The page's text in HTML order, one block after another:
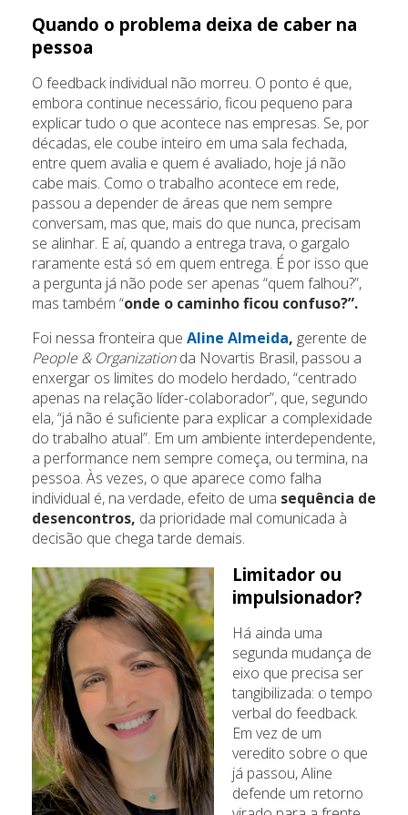
Quando o problema deixa de caber na
pessoa
O feedback individual não morreu. O ponto é que,
embora continue necessário, ficou pequeno para
explicar tudo o que acontece nas empresas. Se, por
décadas, ele coube inteiro em uma sala fechada,
entre quem avalia e quem é avaliado, hoje já não
cabe mais. Como o trabalho acontece em rede,
passou a depender de áreas que nem sempre
conversam, mas que, mais do que nunca, precisam
se alinhar. E aí, quando a entrega trava, o gargalo
raramente está só em quem entrega. É por isso que
a pergunta já não pode ser apenas “quem falhou?”,
mas também “onde o caminho ficou confuso?”.
Foi nessa fronteira que Aline Almeida, gerente de
People & Organizationda Novartis Brasil, passou a
enxergar os limites do modelo herdado, “centrado
apenas na relação líder-colaborador”, que, segundo
ela, “já não é suficiente para explicar a complexidade
do trabalho atual”. Em um ambiente interdependente,
a performance nem sempre começa, ou termina, na
pessoa. Às vezes, o que aparece como falha
individual é, na verdade, efeito de uma sequência de
desencontros, da prioridade mal comunicada à
decisão que chega tarde demais.
Limitador ou
impulsionador?
Há ainda uma
segunda mudança de
eixo que precisa ser
tangibilizada: o tempo
verbal do feedback.
Em vez de um
veredito sobre o que
já passou, Aline
defende um retorno